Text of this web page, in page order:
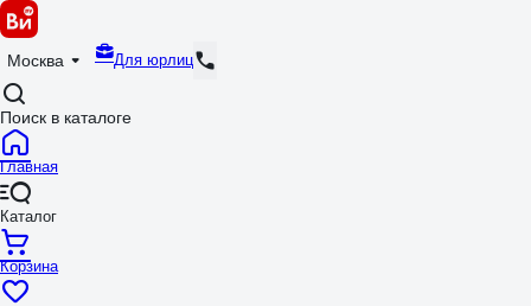
Москва Для юрлиц
Поиск в каталоге
Главная
Каталог
Корзина